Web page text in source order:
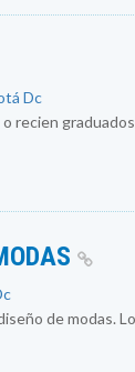
Dc
recien
de modas.